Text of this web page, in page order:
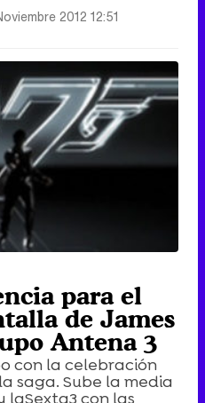
2012 12:51
para el
de James
Antena 3
con la celebración
saga. Sube la media
laSexta3 con las